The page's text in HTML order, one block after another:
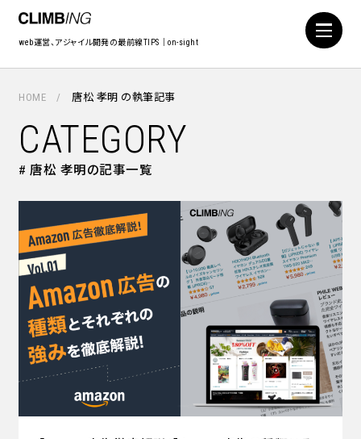
web運営、アジャイル開発の最前線TIPS｜on-sight
HOME 唐松 孝明 の執筆記事
CATEGORY
# 唐松 孝明の記事一覧